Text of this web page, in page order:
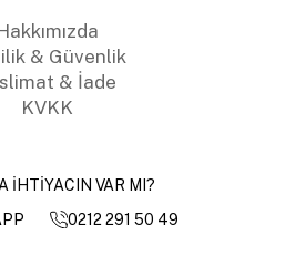
& Güvenlik
& İade
KVKK
İHTİYACIN VAR MI?
0212 291 50 49